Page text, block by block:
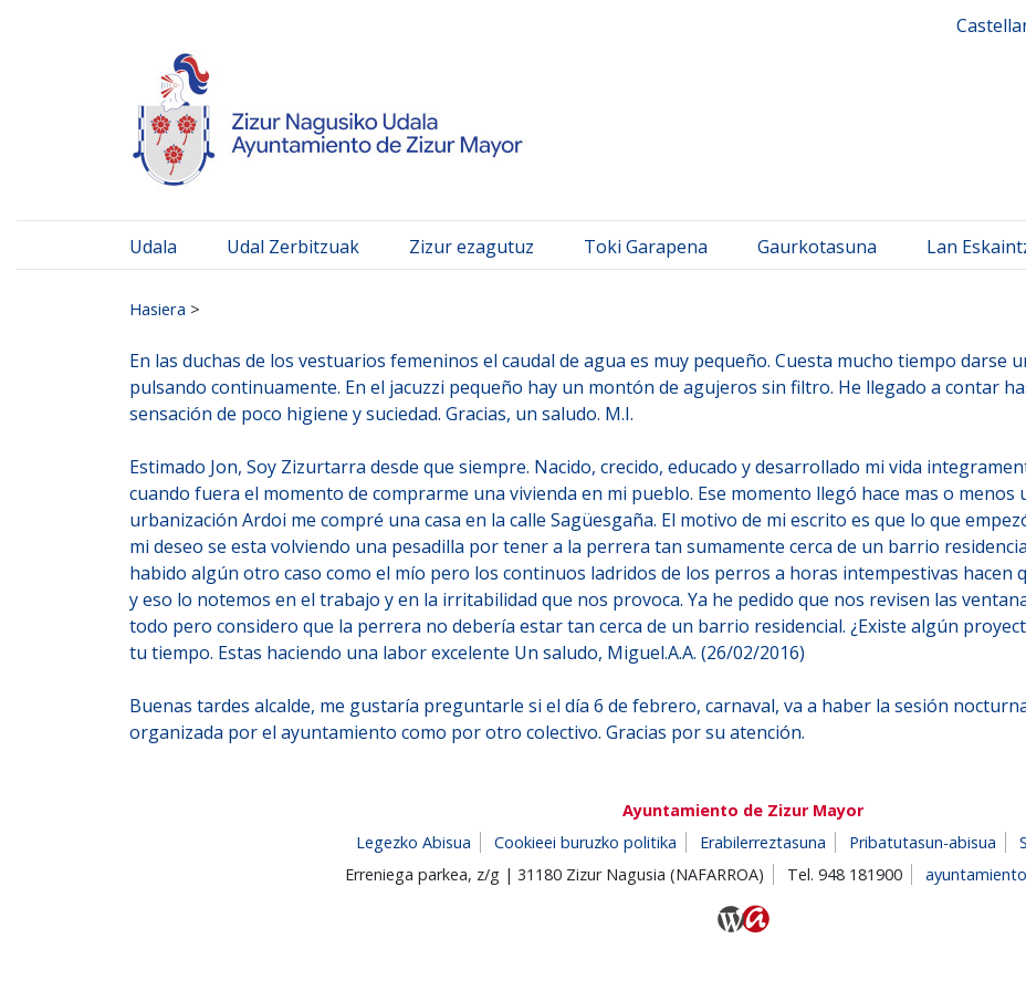
Udala Udal Zerbitzuak Zizur ezagutuz Toki Garapena Gaurkotasuna Lan
Hasiera >
En las duchas de los vestuarios femeninos el caudal de agua es muy pequeño. Cuesta mucho tiempo darse
pulsando continuamente. En el jacuzzi pequeño hay un montón de agujeros sin filtro. He llegado a contar
sensación de poco higiene y suciedad. Gracias, un saludo. M.I.
Estimado Jon, Soy Zizurtarra desde que siempre. Nacido, crecido, educado y desarrollado mi vida
cuando fuera el momento de comprarme una vivienda en mi pueblo. Ese momento llegó hace mas o menos
urbanización Ardoi me compré una casa en la calle Sagüesgaña. El motivo de mi escrito es que lo que
mi deseo se esta volviendo una pesadilla por tener a la perrera tan sumamente cerca de un barrio
habido algún otro caso como el mío pero los continuos ladridos de los perros a horas intempestivas hacen
y eso lo notemos en el trabajo y en la irritabilidad que nos provoca. Ya he pedido que nos revisen las
todo pero considero que la perrera no debería estar tan cerca de un barrio residencial. ¿Existe algún
tu tiempo. Estas haciendo una labor excelente Un saludo, Miguel.A.A. (26/02/2016)
Buenas tardes alcalde, me gustaría preguntarle si el día 6 de febrero, carnaval, va a haber la sesión
organizada por el ayuntamiento como por otro colectivo. Gracias por su atención.
Ayuntamiento de Zizur Mayor
Legezko Abisua
Cookieei buruzko politika Erabilerreztasuna Pribatutasun-abisua
Erreniega parkea, z/g | 31180 Zizur Nagusia (NAFARROA)
Tel. 948 181900